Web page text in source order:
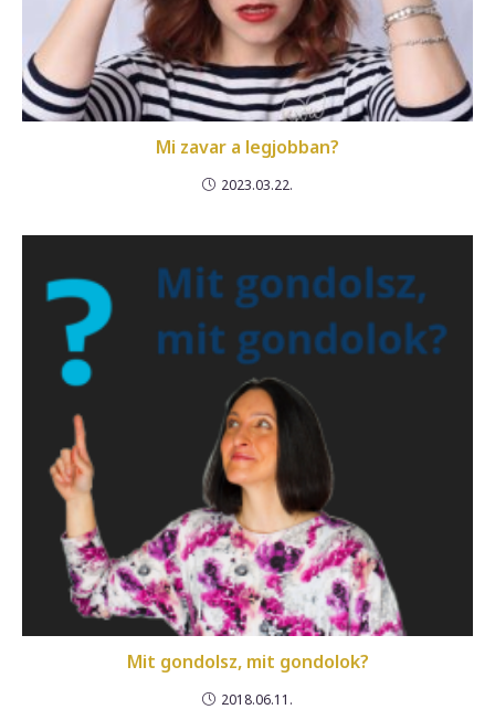
Mi zavar a legjobban?
2023.03.22.
Mit gondolsz, mit gondolok?
2018.06.11.